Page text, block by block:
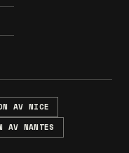
AV NICE
AV NANTES